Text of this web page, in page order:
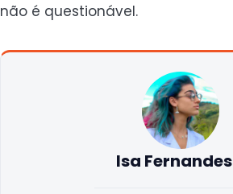
não é questionável.
Isa Fernandes